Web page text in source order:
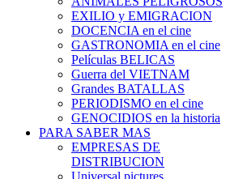
EXILIO y EMIGRACION
DOCENCIA en el cine
GASTRONOMIA en el cine
Películas BELICAS
Guerra del VIETNAM
Grandes BATALLAS
PERIODISMO en el cine
GENOCIDIOS en la historia
PARA SABER MAS
EMPRESAS DE
DISTRIBUCION
Universal pictures